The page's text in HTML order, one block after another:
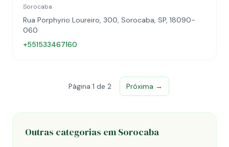
Sorocaba
Rua Porphyrio Loureiro, 300, Sorocaba, SP, 18090-
060
+551533467160
Página 1 de 2 Próxima →
Outras categorias em Sorocaba